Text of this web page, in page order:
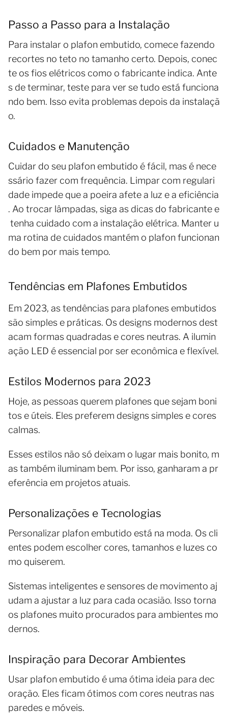
Passo a Passo para a Instalação
Para instalar o plafon embutido, comece fazendo
recortes no teto no tamanho certo. Depois, conec
te os fios elétricos como o fabricante indica. Ante
s de terminar, teste para ver se tudo está funciona
ndo bem. Isso evita problemas depois da instalaçã
o.
Cuidados e Manutenção
Cuidar do seu plafon embutido é fácil, mas é nece
ssário fazer com frequência. Limpar com regulari
dade impede que a poeira afete a luz e a eficiência
. Ao trocar lâmpadas, siga as dicas do fabricante e
tenha cuidado com a instalação elétrica. Manter u
ma rotina de cuidados mantém o plafon funcionan
do bem por mais tempo.
Tendências em Plafones Embutidos
Em 2023, as tendências para plafones embutidos
são simples e práticas. Os designs modernos dest
acam formas quadradas e cores neutras. A ilumin
ação LED é essencial por ser econômica e flexível.
Estilos Modernos para 2023
Hoje, as pessoas querem plafones que sejam boni
tos e úteis. Eles preferem designs simples e cores
calmas.
Esses estilos não só deixam o lugar mais bonito, m
as também iluminam bem. Por isso, ganharam a pr
eferência em projetos atuais.
Personalizações e Tecnologias
Personalizar plafon embutido está na moda. Os cli
entes podem escolher cores, tamanhos e luzes co
mo quiserem.
Sistemas inteligentes e sensores de movimento aj
udam a ajustar a luz para cada ocasião. Isso torna
os plafones muito procurados para ambientes mo
dernos.
Inspiração para Decorar Ambientes
Usar plafon embutido é uma ótima ideia para dec
oração. Eles ficam ótimos com cores neutras nas
paredes e móveis.